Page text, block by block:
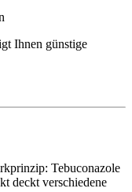
Ihnen günstige
Tebuconazole
deckt verschiedene